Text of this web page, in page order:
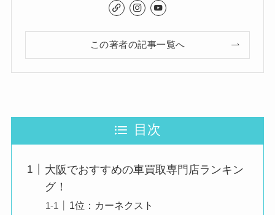
この著者の記事一覧へ
目次
大阪でおすすめの車買取専門店ランキン
グ！
1位：カーネクスト